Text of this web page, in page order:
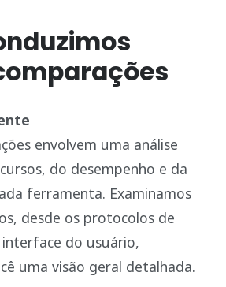
envolvem uma análise
do desempenho e da
ferramenta. Examinamos
desde os protocolos de
do usuário,
uma visão geral detalhada.